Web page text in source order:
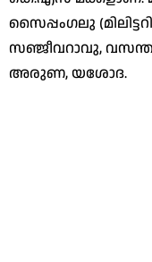
സൈപ്പംഗലു
സഞ്ജീവറാവു, വസന്ത,
അരുണ, യശോദ.